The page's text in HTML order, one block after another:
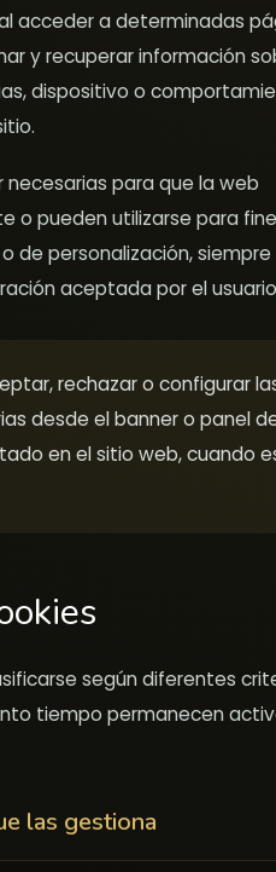
acceder a determinadas
y recuperar información
dispositivo o
necesarias para que la web
o pueden utilizarse para
de personalización,
aceptada por el
rechazar o configurar
desde el banner o panel
en el sitio web, cuando
según diferentes
tiempo permanecen
las gestiona